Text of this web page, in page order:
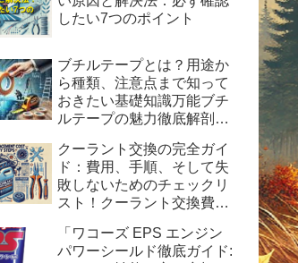
したい7つのポイント
ブチルテープとは？用途か
ら種類、注意点まで知って
おきたい基礎知識万能ブチ
ルテープの魅力徹底解剖！
定版ガイド
クーラント交換の完全ガイ
ド：費用、手順、そして失
敗しないためのチェックリ
スト！クーラント交換費用
の手順と方法を紹介。
「ワコーズ EPS エンジン
パワーシールド徹底ガイド: